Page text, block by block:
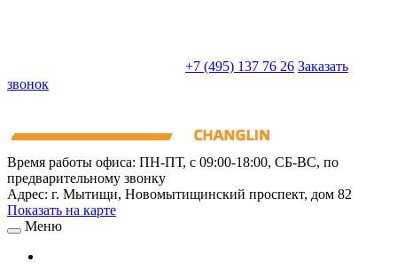
+7 (495) 137 76 26 Заказать
звонок
Время работы офиса: ПН-ПТ, с 09:00-18:00, СБ-ВС, по
предварительному звонку
Адрес: г. Мытищи, Новомытищинский проспект, дом 82
Показать на карте
Меню